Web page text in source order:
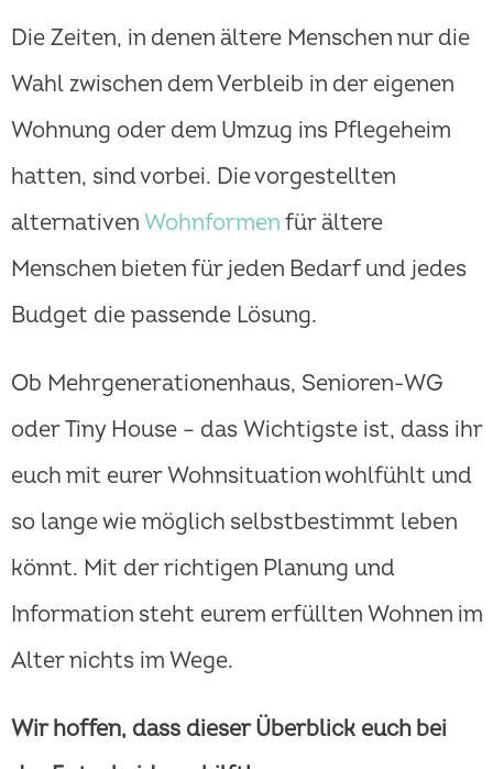
Die Zeiten, in denen ältere Menschen nur die
Wahl zwischen dem Verbleib in der eigenen
Wohnung oder dem Umzug ins Pflegeheim
hatten, sind vorbei. Die vorgestellten
alternativen Wohnformen für ältere
Menschen bieten für jeden Bedarf und jedes
Budget die passende Lösung.
Ob Mehrgenerationenhaus, Senioren-WG
oder Tiny House – das Wichtigste ist, dass ihr
euch mit eurer Wohnsituation wohlfühlt und
so lange wie möglich selbstbestimmt leben
könnt. Mit der richtigen Planung und
Information steht eurem erfüllten Wohnen im
Alter nichts im Wege.
Wir hoffen, dass dieser Überblick euch bei